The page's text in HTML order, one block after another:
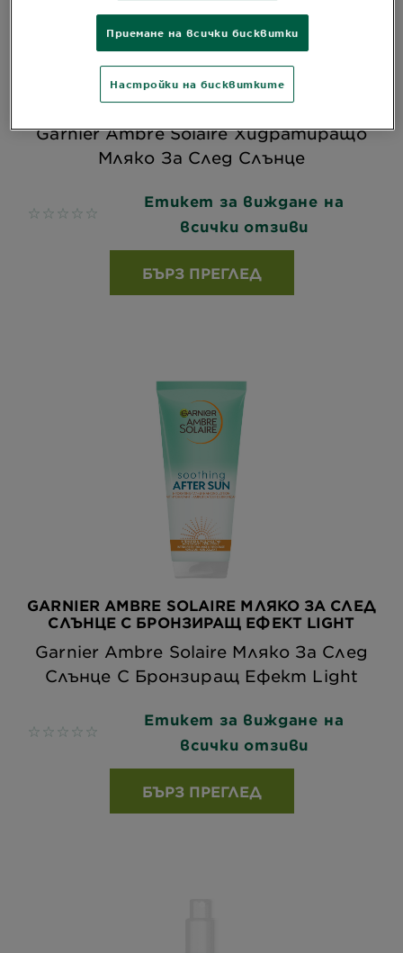
GARNIER AMBRE SOLAIRE ХИДРАТИРАЩО
МЛЯКО ЗА СЛЕД СЛЪНЦЕ
Garnier Ambre Solaire Хидратиращо
Мляко За След Слънце
No reviews
Етикет за виждане на
всички отзиви
БЪРЗ ПРЕГЛЕД
GARNIER AMBRE SOLAIRE МЛЯКО ЗА СЛЕД
СЛЪНЦЕ С БРОНЗИРАЩ ЕФЕКТ LIGHT
Garnier Ambre Solaire Мляко За След
Слънце С Бронзиращ Ефект Light
No reviews
Етикет за виждане на
всички отзиви
БЪРЗ ПРЕГЛЕД
Приемане на всички бисквитки
Настройки на бисквитките